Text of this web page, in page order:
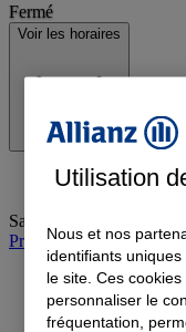
Fermé
Voir les horaires
Samedi
Prendre rendez-vous à
Utilisation
Nous et nos
identifiants
le site. Ces
personnaliser le
fréquentation,